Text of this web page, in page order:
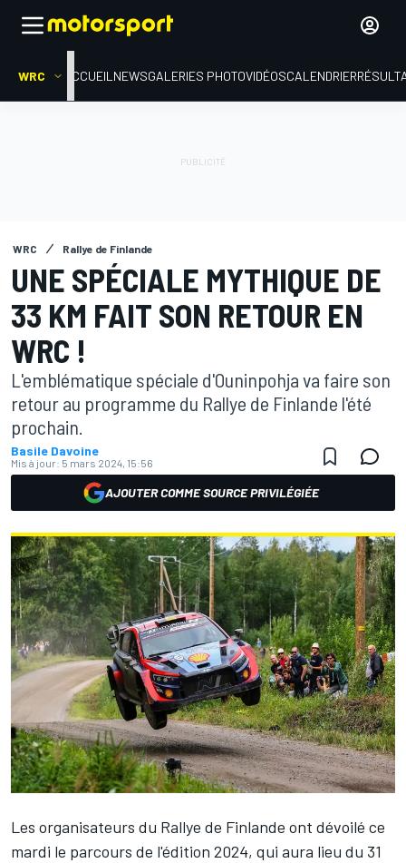
WRC ACCUEIL NEWSGALERIES PHOTOVIDÉOSCALENDRIER
WRC Rallye de Finlande
UNE SPÉCIALE MYTHIQUE DE
33 KM FAIT SON RETOUR EN
WRC !
L'emblématique spéciale d'Ouninpohja va faire son
retour au programme du Rallye de Finlande l'été
prochain.
Basile Davoine
Mis à jour: 5 mars 2024, 15:56
AJOUTER COMME SOURCE PRIVILÉGIÉE
Les organisateurs du Rallye de Finlande ont dévoilé ce
mardi le parcours de l'édition 2024, qui aura lieu du 31